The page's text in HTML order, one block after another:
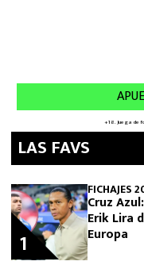
LAS FAVS
FICHAJES
Cruz
Erik Lira
Europa
1